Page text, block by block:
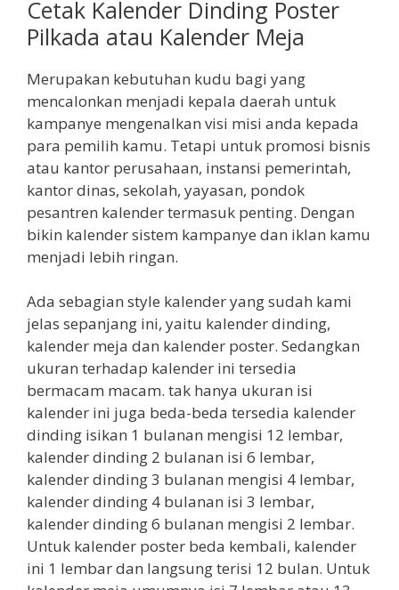
Cetak Kalender Dinding Poster
Pilkada atau Kalender Meja
Merupakan kebutuhan kudu bagi yang
mencalonkan menjadi kepala daerah untuk
kampanye mengenalkan visi misi anda kepada
para pemilih kamu. Tetapi untuk promosi bisnis
atau kantor perusahaan, instansi pemerintah,
kantor dinas, sekolah, yayasan, pondok
pesantren kalender termasuk penting. Dengan
bikin kalender sistem kampanye dan iklan kamu
menjadi lebih ringan.
Ada sebagian style kalender yang sudah kami
jelas sepanjang ini, yaitu kalender dinding,
kalender meja dan kalender poster. Sedangkan
ukuran terhadap kalender ini tersedia
bermacam macam. tak hanya ukuran isi
kalender ini juga beda-beda tersedia kalender
dinding isikan 1 bulanan mengisi 12 lembar,
kalender dinding 2 bulanan isi 6 lembar,
kalender dinding 3 bulanan mengisi 4 lembar,
kalender dinding 4 bulanan isi 3 lembar,
kalender dinding 6 bulanan mengisi 2 lembar.
Untuk kalender poster beda kembali, kalender
ini 1 lembar dan langsung terisi 12 bulan. Untuk